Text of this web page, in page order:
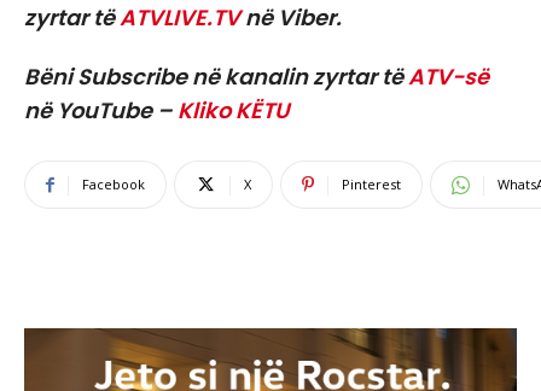
zyrtar tëATVLIVE.TVnë Viber.
Bëni Subscribe në kanalin zyrtar tëATV-së
në YouTube – Kliko KËTU
Facebook X Pinterest